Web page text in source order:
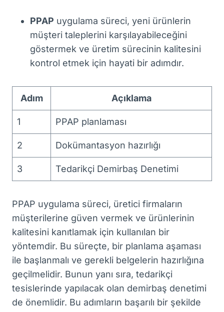
PPAP uygulama süreci, yeni ürünlerin
müşteri taleplerini karşılayabileceğini
göstermek ve üretim sürecinin kalitesini
kontrol etmek için hayati bir adımdır.
Adım Açıklama
1 PPAP planlaması
2 Dokümantasyon hazırlığı
3 Tedarikçi Demirbaş Denetimi
PPAP uygulama süreci, üretici firmaların
müşterilerine güven vermek ve ürünlerinin
kalitesini kanıtlamak için kullanılan bir
yöntemdir. Bu süreçte, bir planlama aşaması
ile başlanmalı ve gerekli belgelerin hazırlığına
geçilmelidir. Bunun yanı sıra, tedarikçi
tesislerinde yapılacak olan demirbaş denetimi
de önemlidir. Bu adımların başarılı bir şekilde